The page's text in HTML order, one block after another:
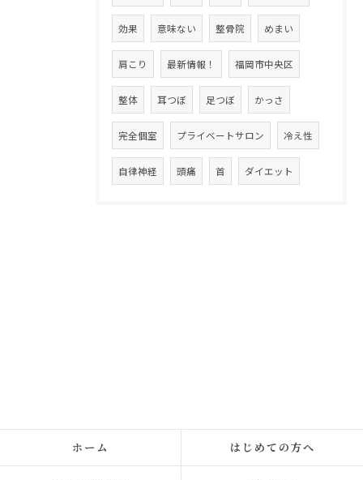
効果 意味ない 整骨院 めまい
肩こり 最新情報！ 福岡市中央区
整体 耳つぼ 足つぼ かっさ
完全個室 プライベートサロン 冷え性
自律神経 頭痛 首 ダイエット
ホーム はじめての方へ